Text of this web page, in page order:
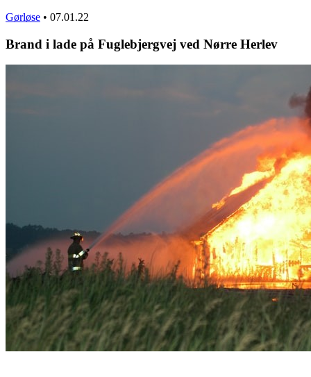
Gørløse • 07.01.22
Brand i lade på Fuglebjergvej ved Nørre Herlev